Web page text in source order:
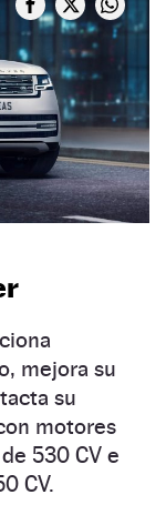
mejora su
su
motores
530 CV e
CV.